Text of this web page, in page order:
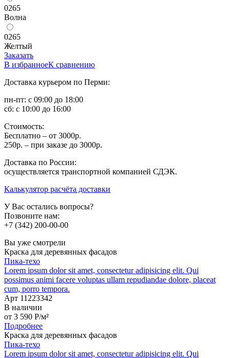
0265
Волна
0265
Желтый
Заказать
В избранноеК сравнению
Доставка курьером по Перми:
пн-пт: с 09:00 до 18:00
сб: с 10:00 до 16:00
Стоимость:
Бесплатно – от 3000р.
250р. – при заказе до 3000р.
Доставка по России:
осуществляется транспортной компанией СДЭК.
Калькулятор расчёта доставки
У Вас остались вопросы?
Позвоните нам:
+7 (342) 200-00-00
Вы уже смотрели
Краска для деревянных фасадов
Пика-техо
Lorem ipsum dolor sit amet, consectetur adipisicing elit. Qui
possimus animi facere voluptas ullam repudiandae dolore, placeat
cum, porro tempora.
Арт 11223342
В наличии
от 3 590 P/м²
Подробнее
Краска для деревянных фасадов
Пика-техо
Lorem ipsum dolor sit amet, consectetur adipisicing elit. Qui